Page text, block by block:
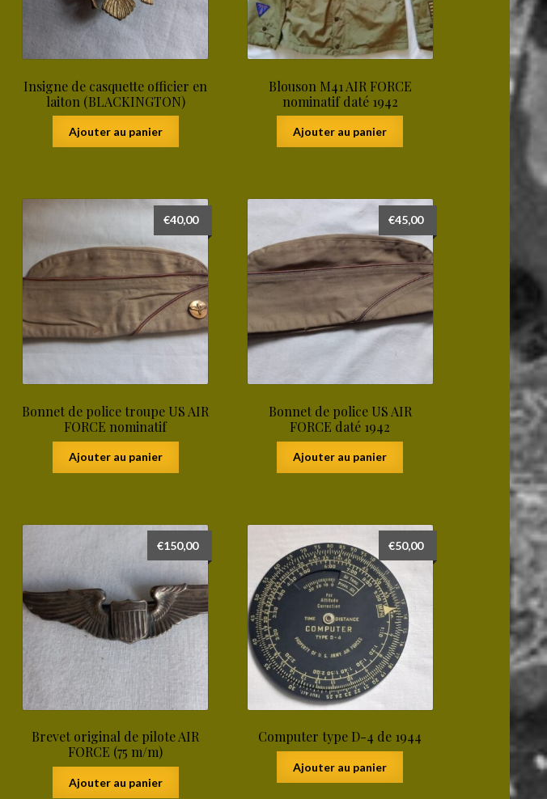
Insigne de casquette officier en
laiton (BLACKINGTON)
Ajouter au panier
Blouson M41 AIR FORCE
nominatif daté 1942
Ajouter au panier
Bonnet de police troupe US AIR
FORCE nominatif
€40,00
Ajouter au panier
Bonnet de police US AIR
FORCE daté 1942
€45,00
Ajouter au panier
Brevet original de pilote AIR
FORCE (75 m/m)
€150,00
Ajouter au panier
Computer type D-4 de 1944
€50,00
Ajouter au panier